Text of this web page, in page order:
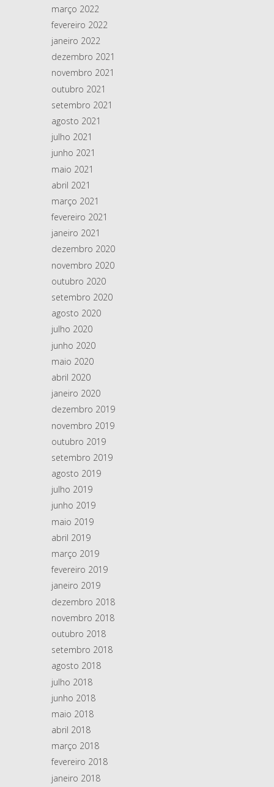
março 2022
fevereiro 2022
janeiro 2022
dezembro 2021
novembro 2021
outubro 2021
setembro 2021
agosto 2021
julho 2021
junho 2021
maio 2021
abril 2021
março 2021
fevereiro 2021
janeiro 2021
dezembro 2020
novembro 2020
outubro 2020
setembro 2020
agosto 2020
julho 2020
junho 2020
maio 2020
abril 2020
janeiro 2020
dezembro 2019
novembro 2019
outubro 2019
setembro 2019
agosto 2019
julho 2019
junho 2019
maio 2019
abril 2019
março 2019
fevereiro 2019
janeiro 2019
dezembro 2018
novembro 2018
outubro 2018
setembro 2018
agosto 2018
julho 2018
junho 2018
maio 2018
abril 2018
março 2018
fevereiro 2018
janeiro 2018